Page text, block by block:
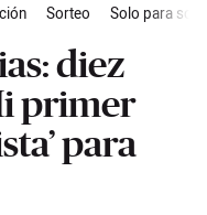
Sorteo Solo para
diez
primer
para